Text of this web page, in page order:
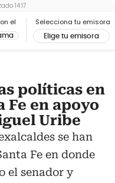
el Selecciona tu emisora
Elige tu emisora
14:17
políticas en
Fe en apoyo
Uribe
se han
Fe en donde
el senador y